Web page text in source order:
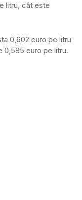
litru, cât este
0,602 euro pe litru
0,585 euro pe litru.